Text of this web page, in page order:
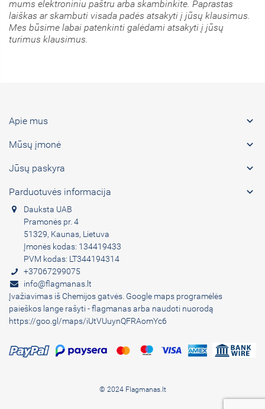
mums elektroniniu paštru arba skambinkite. Paprastas
laiškas ar skambuti visada padės atsakyti į jūsų klausimus.
Mes būsime labai patenkinti galėdami atsakyti į jūsų
turimus klausimus.
Apie mus 
Mūsų įmonė 
Jūsų paskyra 
Parduotuvės informacija 
Dauksta UAB
Pramonės pr. 4
51329, Kaunas, Lietuva
Įmonės kodas: 134419433
PVM kodas: LT344194314
+37067299075
info@flagmanas.lt
Įvažiavimas iš Chemijos gatvės. Google maps programėlės
paieškos lange rašyti - flagmanas arba naudoti nuorodą
https://goo.gl/maps/iUtVUuynQFRAomYc6
© 2024 Flagmanas.lt